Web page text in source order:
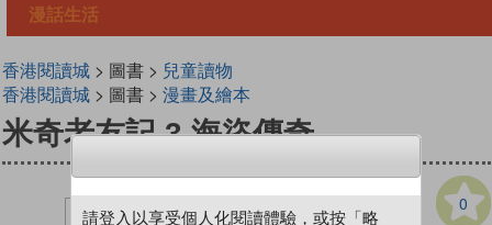
漫話生活
香港閱讀城> 圖書 > 兒童讀物
香港閱讀城> 圖書 > 漫畫及繪本
米奇老友記 3 海盜傳奇
0
請登入以享受個人化閱讀體驗，或按「略